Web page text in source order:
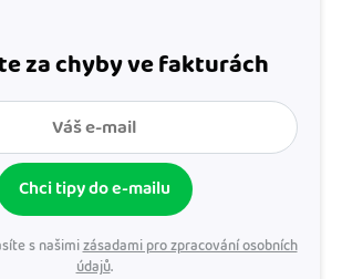
za chyby ve fakturách
Chci tipy do e-mailu
s našimizásadami pro zpracování osobních
údajů.